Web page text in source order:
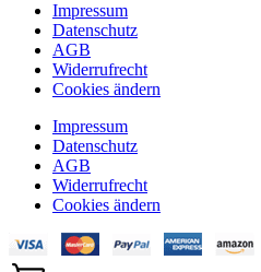
Impressum
Datenschutz
AGB
Widerrufrecht
Cookies ändern
Impressum
Datenschutz
AGB
Widerrufrecht
Cookies ändern